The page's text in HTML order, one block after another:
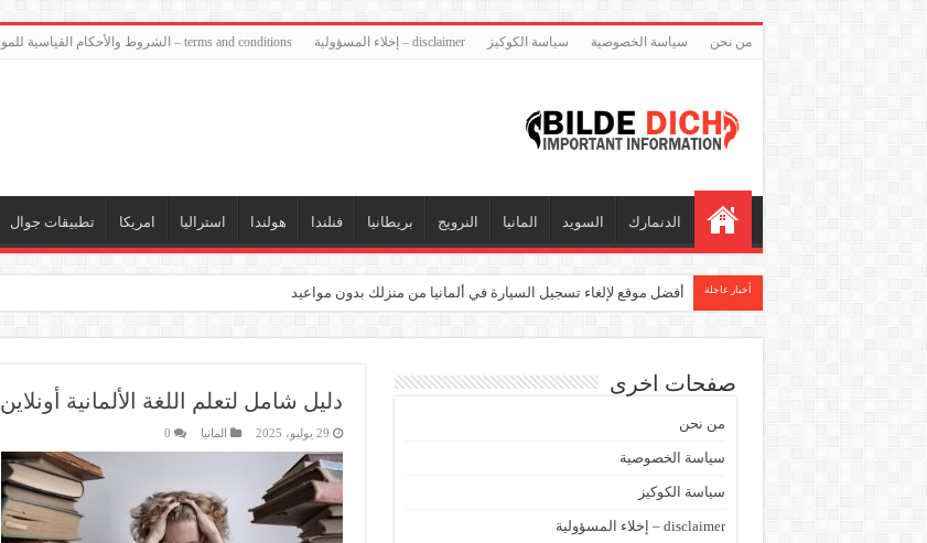
من نحن سياسة الخصوصية سياسة الكوكيز disclaimer – إخلاء المسؤولية terms and conditions – الشروط والأحكام القياسية للموقع
الدنمارك السويد المانيا النرويج بريطانيا فنلندا هولندا استراليا امريكا تطبيقات جوال
أخبار عاجلة أفضل موقع لإلغاء تسجيل السيارة في ألمانيا من منزلك بدون مواعيد
دليل شامل لتعلم اللغة الألمانية أونلاين
29 يوليو، 2025 المانيا 0
صفحات اخرى
من نحن
سياسة الخصوصية
سياسة الكوكيز
disclaimer – إخلاء المسؤولية